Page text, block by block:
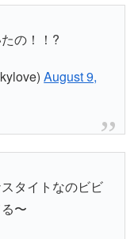
の！！?
August 9,
タイトなのビビ
〜